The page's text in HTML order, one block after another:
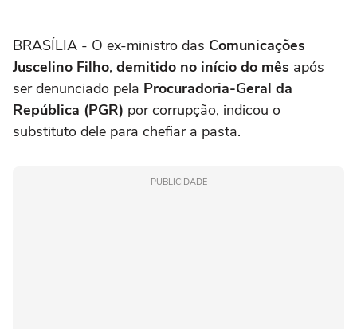
BRASÍLIA - O ex-ministro das Comunicações
Juscelino Filho, demitido no início do mês após
ser denunciado pela Procuradoria-Geral da
República (PGR) por corrupção, indicou o
substituto dele para chefiar a pasta.
PUBLICIDADE